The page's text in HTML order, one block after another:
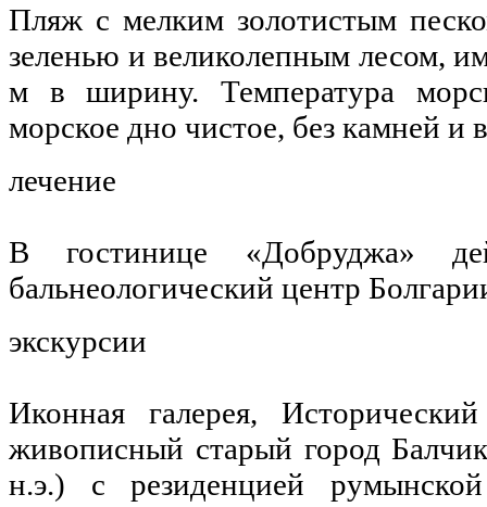
Пляж с мелким золотистым
зеленью и великолепным лесом,
м в ширину. Температура
морское дно чистое, без камней и
лечение
В гостинице «Добруджа»
бальнеологический центр
экскурсии
Иконная галерея,
живописный старый город
н.э.) с резиденцией